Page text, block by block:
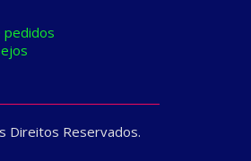
pedidos
Direitos Reservados.